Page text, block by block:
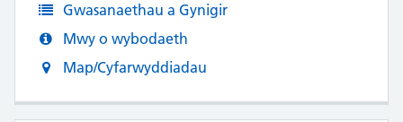
Gwasanaethau a Gynigir
Mwy o wybodaeth
Map/Cyfarwyddiadau